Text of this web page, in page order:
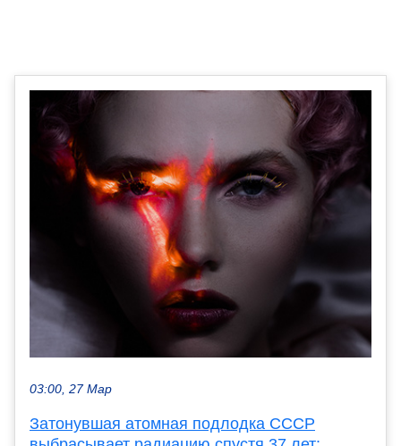
03:00, 27 Мар
Затонувшая атомная подлодка СССР